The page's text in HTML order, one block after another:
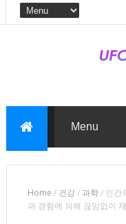
Home / 건강/ 과학/ 인간
과 경험에 의해 끊임없이